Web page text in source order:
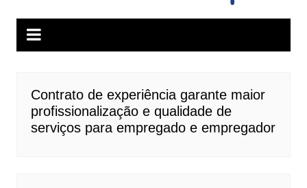
Contrato de experiência garante maior
profissionalização e qualidade de
serviços para empregado e empregador